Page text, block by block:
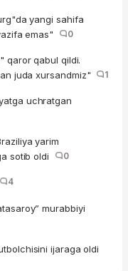
yangi sahifa
emas"
0
qaror qabul qildi.
juda xursandmiz"
1
uchratgan
yarim
sotib oldi
0
4
murabbiyi
ijaraga oldi